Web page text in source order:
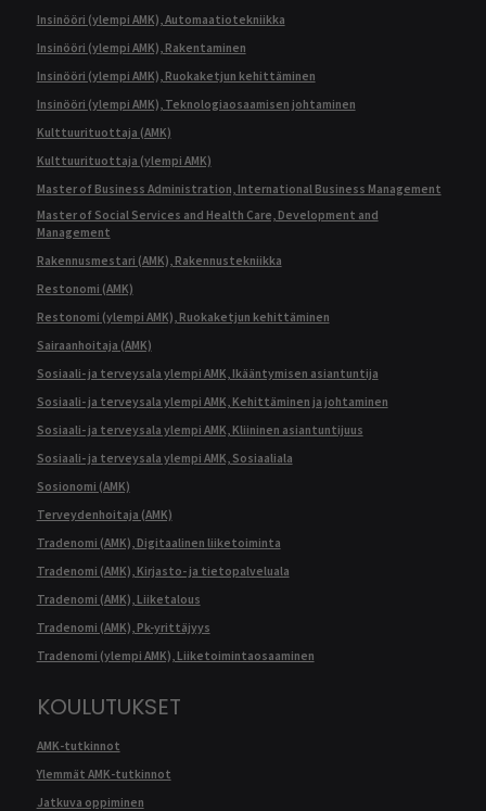
Insinööri (ylempi AMK), Automaatiotekniikka
Insinööri (ylempi AMK), Rakentaminen
Insinööri (ylempi AMK), Ruokaketjun kehittäminen
Insinööri (ylempi AMK), Teknologiaosaamisen johtaminen
Kulttuurituottaja (AMK)
Kulttuurituottaja (ylempi AMK)
Master of Business Administration, International Business Management
Master of Social Services and Health Care, Development and
Management
Rakennusmestari (AMK), Rakennustekniikka
Restonomi (AMK)
Restonomi (ylempi AMK), Ruokaketjun kehittäminen
Sairaanhoitaja (AMK)
Sosiaali- ja terveysala ylempi AMK, Ikääntymisen asiantuntija
Sosiaali- ja terveysala ylempi AMK, Kehittäminen ja johtaminen
Sosiaali- ja terveysala ylempi AMK, Kliininen asiantuntijuus
Sosiaali- ja terveysala ylempi AMK, Sosiaaliala
Sosionomi (AMK)
Terveydenhoitaja (AMK)
Tradenomi (AMK), Digitaalinen liiketoiminta
Tradenomi (AMK), Kirjasto- ja tietopalveluala
Tradenomi (AMK), Liiketalous
Tradenomi (AMK), Pk-yrittäjyys
Tradenomi (ylempi AMK), Liiketoimintaosaaminen
KOULUTUKSET
AMK-tutkinnot
Ylemmät AMK-tutkinnot
Jatkuva oppiminen